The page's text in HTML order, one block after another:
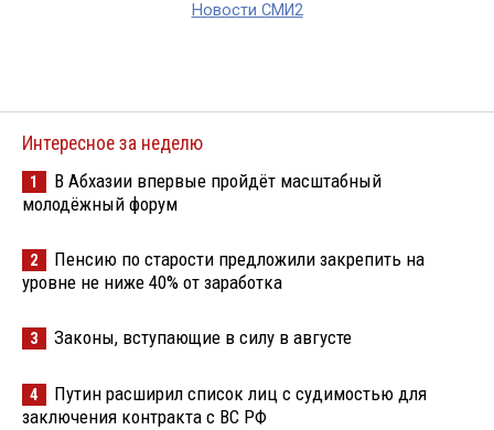
Новости СМИ2
Интересное за неделю
1
В Абхазии впервые пройдёт масштабный
молодёжный форум
2
Пенсию по старости предложили закрепить на
уровне не ниже 40% от заработка
3 Законы, вступающие в силу в августе
4
Путин расширил список лиц с судимостью для
заключения контракта с ВС РФ